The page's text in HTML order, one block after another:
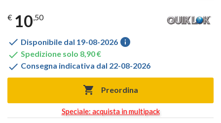
€ 10,50
 Disponibile dal 19-08-2026 info
 Spedizione solo 8,90 €
 Consegna indicativa dal 22-08-2026
 Preordina
Speciale: acquista in multipack